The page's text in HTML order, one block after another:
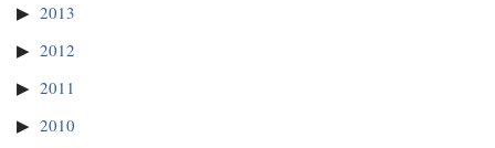
2013
2012
2011
2010